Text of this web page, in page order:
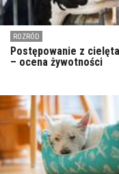
ROZRÓD
Postępowanie z
– ocena żywotności